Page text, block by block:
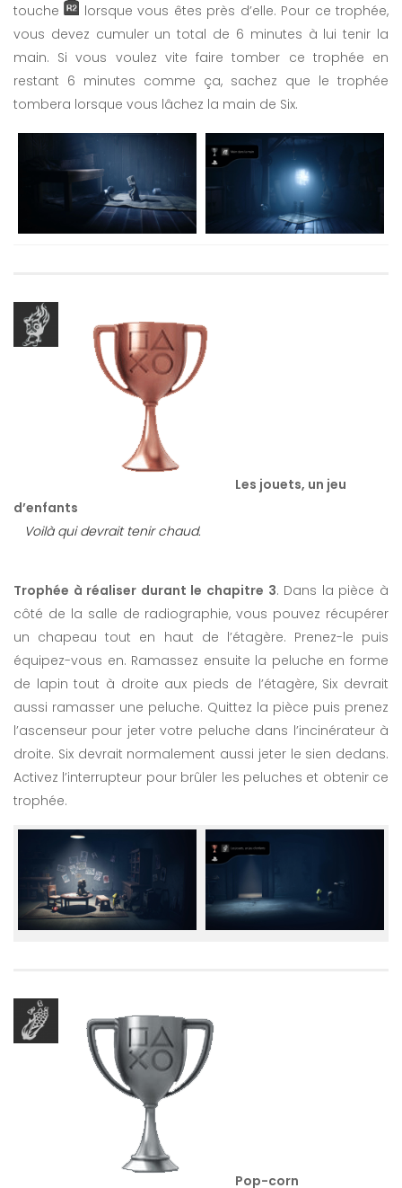
touche
lorsque vous êtes près d’elle. Pour ce trophée,
vous devez cumuler un total de 6 minutes à lui tenir la
main. Si vous voulez vite faire tomber ce trophée en
restant 6 minutes comme ça, sachez que le trophée
tombera lorsque vous lâchez la main de Six.
Les jouets, un jeu
d’enfants
Voilà qui devrait tenir chaud.
Trophée à réaliser durant le chapitre 3. Dans la pièce à
côté de la salle de radiographie, vous pouvez récupérer
un chapeau tout en haut de l’étagère. Prenez-le puis
équipez-vous en. Ramassez ensuite la peluche en forme
de lapin tout à droite aux pieds de l’étagère, Six devrait
aussi ramasser une peluche. Quittez la pièce puis prenez
l’ascenseur pour jeter votre peluche dans l’incinérateur à
droite. Six devrait normalement aussi jeter le sien dedans.
Activez l’interrupteur pour brûler les peluches et obtenir ce
trophée.
Pop-corn